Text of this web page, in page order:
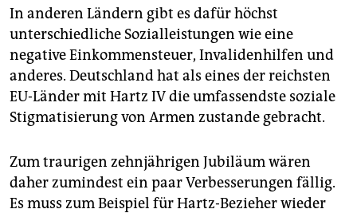
In anderen Ländern gibt es dafür höchst
unterschiedliche Sozialleistungen wie eine
negative Einkommensteuer, Invalidenhilfen und
anderes. Deutschland hat als eines der reichsten
EU-Länder mit Hartz IV die umfassendste soziale
Stigmatisierung von Armen zustande gebracht.
Zum traurigen zehnjährigen Jubiläum wären
daher zumindest ein paar Verbesserungen fällig.
Es muss zum Beispiel für Hartz-Bezieher wieder